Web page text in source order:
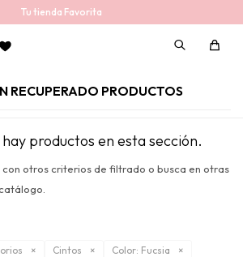
Tu tienda Favorita
RECUPERADO PRODUCTOS
hay productos en esta sección.
otros criterios de filtrado o busca en otras
Cintos Color: Fucsia